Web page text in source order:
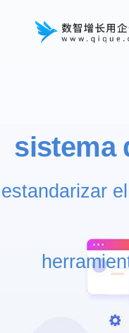
sistema
estandarizar